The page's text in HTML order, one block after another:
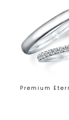
Premium